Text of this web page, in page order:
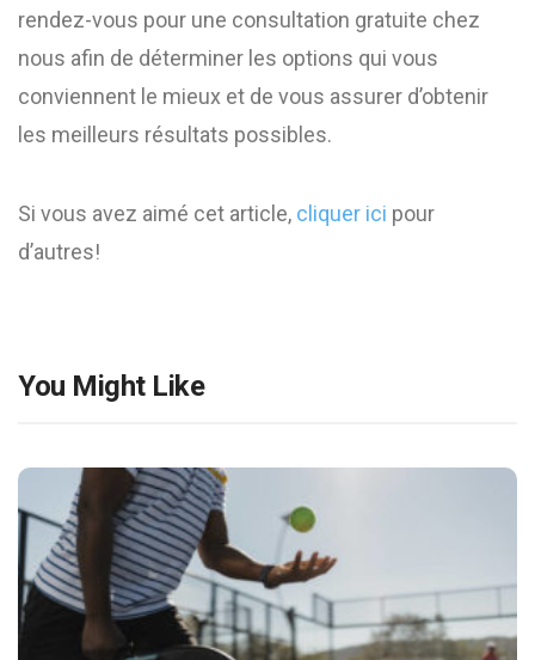
rendez-vous pour une consultation gratuite chez
nous afin de déterminer les options qui vous
conviennent le mieux et de vous assurer d’obtenir
les meilleurs résultats possibles.
Si vous avez aimé cet article, cliquer ici pour
d’autres!
You Might Like